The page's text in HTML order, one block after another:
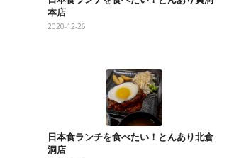
本店
2020-12-26
日本食ランチを食べたい！とんあり北倉
洞店